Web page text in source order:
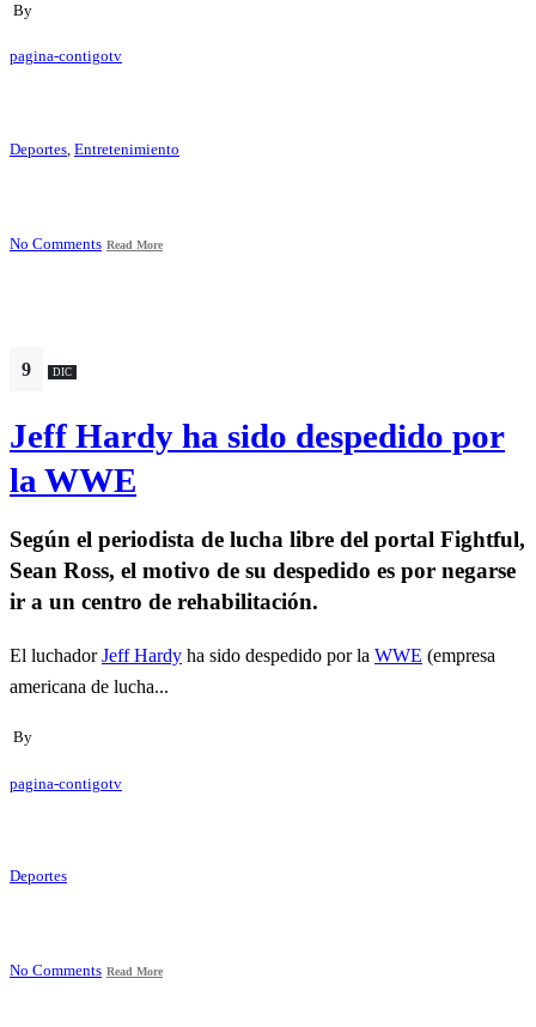
By
pagina-contigotv
Deportes Entretenimiento
No Comments Read More
9 DIC
Jeff Hardy ha sido despedido por
la WWE
Según el periodista de lucha libre del portal Fightful,
Sean Ross, el motivo de su despedido es por negarse
ir a un centro de rehabilitación.
El luchadorJeff Hardy ha sido despedido por la WWE (empresa
americana de lucha...
By
pagina-contigotv
Deportes
No Comments Read More